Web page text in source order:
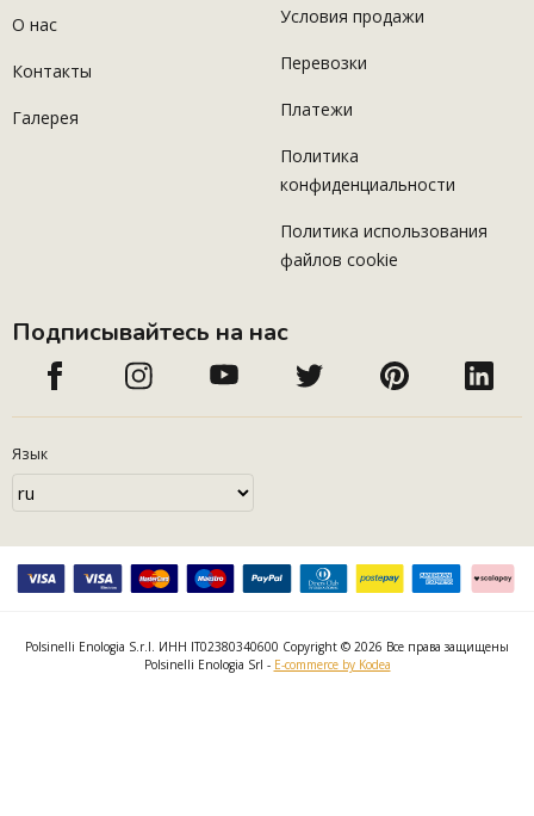
О нас
Контакты
Галерея
Условия продажи
Перевозки
Платежи
Политика
конфиденциальности
Политика использования
файлов cookie
Подписывайтесь на нас
Язык
Polsinelli Enologia S.r.l. ИНН IT02380340600 Copyright © 2026 Все права защищены
Polsinelli Enologia Srl - E-commerce by Kodea